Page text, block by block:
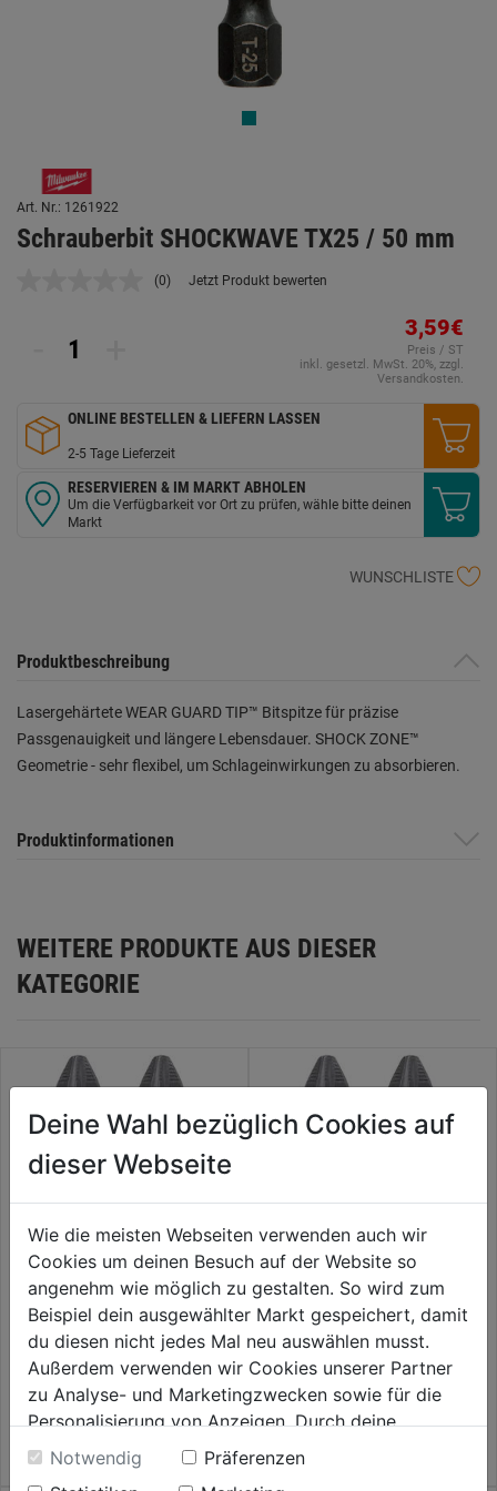
Art. Nr.: 1261922
Schrauberbit SHOCKWAVE TX25 / 50 mm
Kein
(0) Jetzt Produkt bewerten
3,59€
Preis / ST
inkl. gesetzl. MwSt. 20%, zzgl.
Versandkosten.
ONLINE BESTELLEN & LIEFERN LASSEN
2-5 Tage Lieferzeit
RESERVIEREN & IM MARKT ABHOLEN
Um die Verfügbarkeit vor Ort zu prüfen, wähle bitte deinen
Markt
WUNSCHLISTE
Produktbeschreibung
Lasergehärtete WEAR GUARD TIP™ Bitspitze für präzise
Passgenauigkeit und längere Lebensdauer. SHOCK ZONE™
Geometrie - sehr flexibel, um Schlageinwirkungen zu absorbieren.
Produktinformationen
WEITERE PRODUKTE AUS DIESER
KATEGORIE
Bit Torsion PH 1x25mm 1
Pkg.=2Stk.
0.0 (0)
Sternen.
3,69€
Bit Torsion PH 2x25mm 1
Pkg.=2Stk.
0.0 (0)
0.0
von
Sternen.
3,69€
Deine Wahl bezüglich Cookies auf
dieser Webseite
Wie die meisten Webseiten verwenden auch wir
Cookies um deinen Besuch auf der Website so
angenehm wie möglich zu gestalten. So wird zum
Beispiel dein ausgewählter Markt gespeichert, damit
du diesen nicht jedes Mal neu auswählen musst.
Außerdem verwenden wir Cookies unserer Partner
zu Analyse- und Marketingzwecken sowie für die
Personalisierung von Anzeigen. Durch deine
Einwilligung werden die Daten von Drittanbieter,
unter anderem auch in den USA, verarbeitet.
Notwendig
Präferenzen